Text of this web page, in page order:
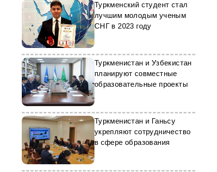
Туркменский студент стал
лучшим молодым ученым
СНГ в 2023 году
Туркменистан и Узбекистан
планируют совместные
образовательные проекты
Туркменистан и Ганьсу
укрепляют сотрудничество
в сфере образования